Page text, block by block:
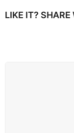
a
LIKE IT? SHARE